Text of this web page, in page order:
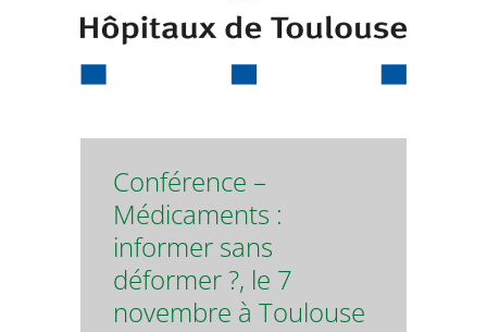
Conférence –
Médicaments :
informer sans
déformer ?, le 7
novembre à Toulouse